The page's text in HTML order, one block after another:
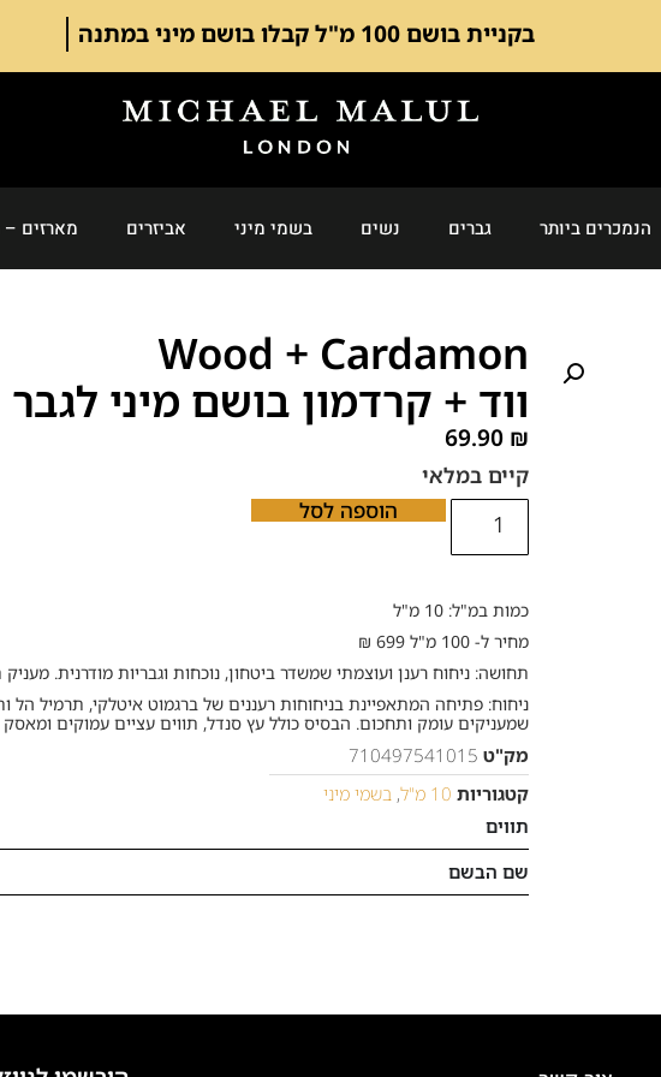
בקניית בושם 100 מ"ל קבלו בושם מיני במתנה
הנמכרים ביותר גברים נשים בשמי מיני אביזרים מארזים
Wood + Cardamon
ווד + קרדמון בושם מיני לגבר
69.90 ₪
קיים במלאי
הוספה לסל
כמות במ"ל: 10 מ"ל
מחיר ל- 100 מ"ל 699 ₪
תחושה: ניחוח רענן ועוצמתי שמשדר ביטחון, נוכחות וגבריות מודרנית.
ניחוח: פתיחה המתאפיינת בניחוחות רעננים של ברגמוט איטלקי, תרמיל הל
שמעניקים עומק ותחכום. הבסיס כולל עץ סנדל, תווים עציים עמוקים ומאסק
מק"ט 710497541015
קטגוריות 10 מ"ל ,בשמי מיני
תווים
שם הבשם